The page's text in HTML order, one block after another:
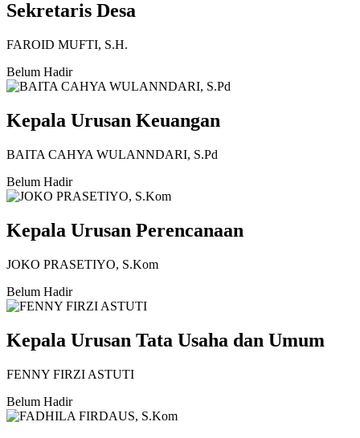
Sekretaris Desa
FAROID MUFTI, S.H.
Belum Hadir
Kepala Urusan Keuangan
BAITA CAHYA WULANNDARI, S.Pd
Belum Hadir
Kepala Urusan Perencanaan
JOKO PRASETIYO, S.Kom
Belum Hadir
Kepala Urusan Tata Usaha dan Umum
FENNY FIRZI ASTUTI
Belum Hadir